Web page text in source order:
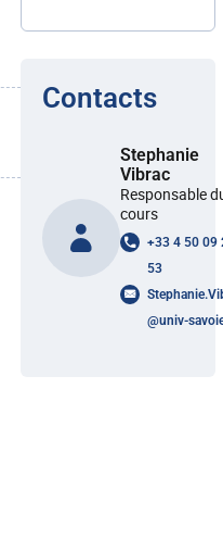
Contacts
Stephanie
Vibrac
Responsable
cours
+33 4 50 09
53
@univ-